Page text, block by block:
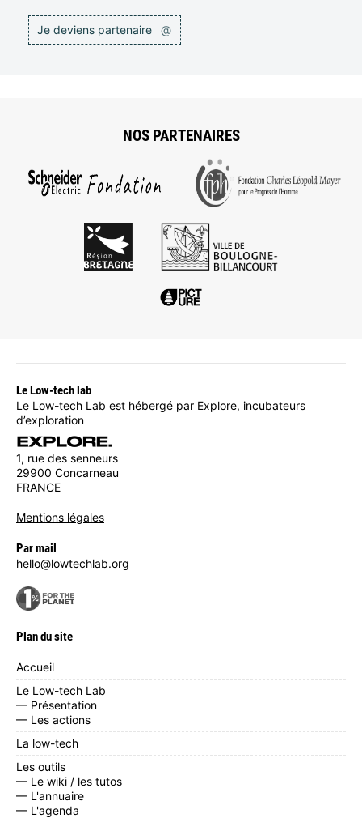
Je deviens partenaire @
NOS PARTENAIRES
Le Low-tech lab
Le Low-tech Lab est hébergé par Explore, incubateurs
d’exploration
1, rue des senneurs
29900 Concarneau
FRANCE
Mentions légales
Par mail
hello@lowtechlab.org
Plan du site
Accueil
Le Low-tech Lab
— Présentation
— Les actions
La low-tech
Les outils
— Le wiki / les tutos
— L'annuaire
— L'agenda